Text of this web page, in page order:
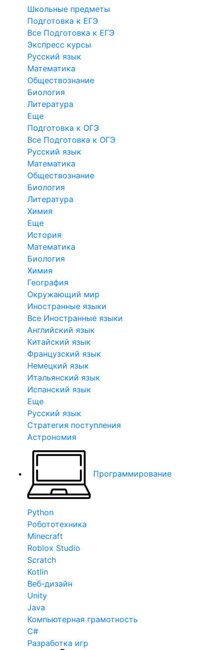
Школьные предметы
Подготовка к ЕГЭ
Все Подготовка к ЕГЭ
Экспресс курсы
Русский язык
Математика
Обществознание
Биология
Литература
Еще
Подготовка к ОГЭ
Все Подготовка к ОГЭ
Русский язык
Математика
Обществознание
Биология
Литература
Химия
Еще
История
Математика
Биология
Химия
География
Окружающий мир
Иностранные языки
Все Иностранные языки
Английский язык
Китайский язык
Французский язык
Немецкий язык
Итальянский язык
Испанский язык
Еще
Русский язык
Стратегия поступления
Астрономия
Программирование
Python
Робототехника
Minecraft
Roblox Studio
Scratch
Kotlin
Веб-дизайн
Unity
Java
Компьютерная грамотность
C#
Разработка игр